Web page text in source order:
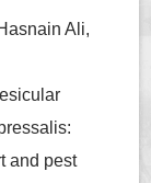
Ali,
and pest